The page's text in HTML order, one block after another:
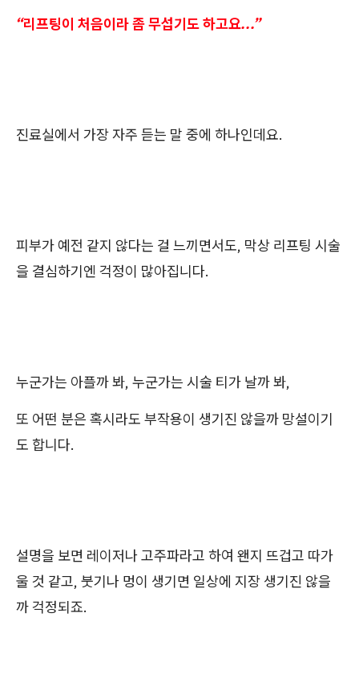
“리프팅이 처음이라 좀 무섭기도 하고요...”
진료실에서 가장 자주 듣는 말 중에 하나인데요.
피부가 예전 같지 않다는 걸 느끼면서도, 막상 리프팅 시술
을 결심하기엔 걱정이 많아집니다.
누군가는 아플까 봐, 누군가는 시술 티가 날까 봐,
또 어떤 분은 혹시라도 부작용이 생기진 않을까 망설이기
도 합니다.
설명을 보면 레이저나 고주파라고 하여 왠지 뜨겁고 따가
울 것 같고, 붓기나 멍이 생기면 일상에 지장 생기진 않을
까 걱정되죠.